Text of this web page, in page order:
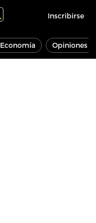
Inscribirse
Economía Opiniones